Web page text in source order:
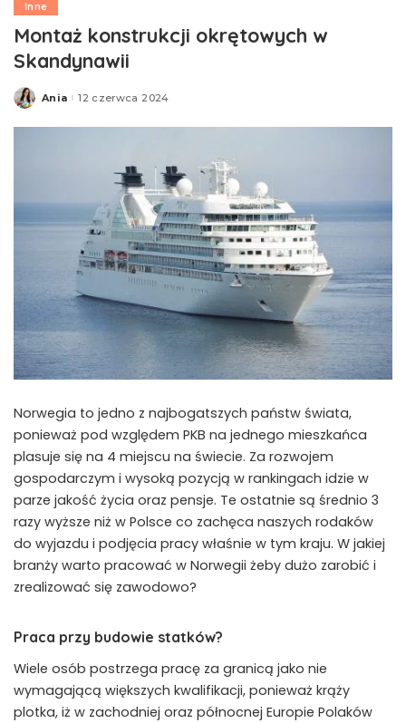
Inne
Montaż konstrukcji okrętowych w
Skandynawii
Posted
Ania 12 czerwca 2024
Norwegia to jedno z najbogatszych państw świata,
ponieważ pod względem PKB na jednego mieszkańca
plasuje się na 4 miejscu na świecie. Za rozwojem
gospodarczym i wysoką pozycją w rankingach idzie w
parze jakość życia oraz pensje. Te ostatnie są średnio 3
razy wyższe niż w Polsce co zachęca naszych rodaków
do wyjazdu i podjęcia pracy właśnie w tym kraju. W jakiej
branży warto pracować w Norwegii żeby dużo zarobić i
zrealizować się zawodowo?
Praca przy budowie statków?
Wiele osób postrzega pracę za granicą jako nie
wymagającą większych kwalifikacji, ponieważ krąży
plotka, iż w zachodniej oraz północnej Europie Polaków